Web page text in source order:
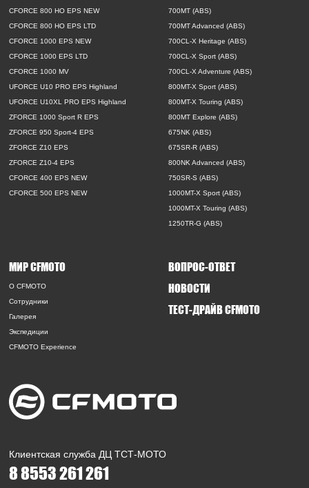
Клиентская служба ДЦ ТСТ-МОТО
8 8553 261 261
CFORCE 800 HO EPS NEW
CFORCE 800 HO EPS LTD
CFORCE 1000 EPS NEW
CFORCE 1000 EPS LTD
CFORCE 1000 MV
UFORCE U10 PRO EPS Highland
UFORCE U10XL PRO EPS Highland
ZFORCE 1000 Sport R EPS
ZFORCE 950 Sport-4 EPS
ZFORCE Z10 EPS
ZFORCE Z10-4 EPS
CFORCE 400 EPS NEW
CFORCE 500 EPS NEW
700MT (ABS)
700MT Advanced (ABS)
700CL-X Heritage (ABS)
700CL-X Sport (ABS)
700CL-X Adventure (ABS)
800MT-X Sport (ABS)
800MT-X Touring (ABS)
800MT Explore (ABS)
675NK (ABS)
675SR-R (ABS)
800NK Advanced (ABS)
750SR-S (ABS)
1000MT-X Sport (ABS)
1000MT-X Touring (ABS)
1250TR-G (ABS)
МИР CFMOTO
O CFMOTO
Сотрудники
Галерея
Экспедиции
CFMOTO Experience
ВОПРОС-ОТВЕТ
НОВОСТИ
ТЕСТ-ДРАЙВ CFMOTO